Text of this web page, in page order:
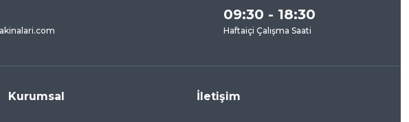
09:30 - 18:30
Haftaiçi Çalışma Saati
Kurumsal İletişim